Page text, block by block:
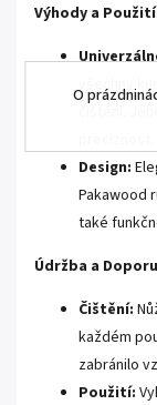
O
Výhody a
všechny
čištění.
Design:
Pakawood
také
Údržba a
Čištění:
každém
zabránilo
Použití: